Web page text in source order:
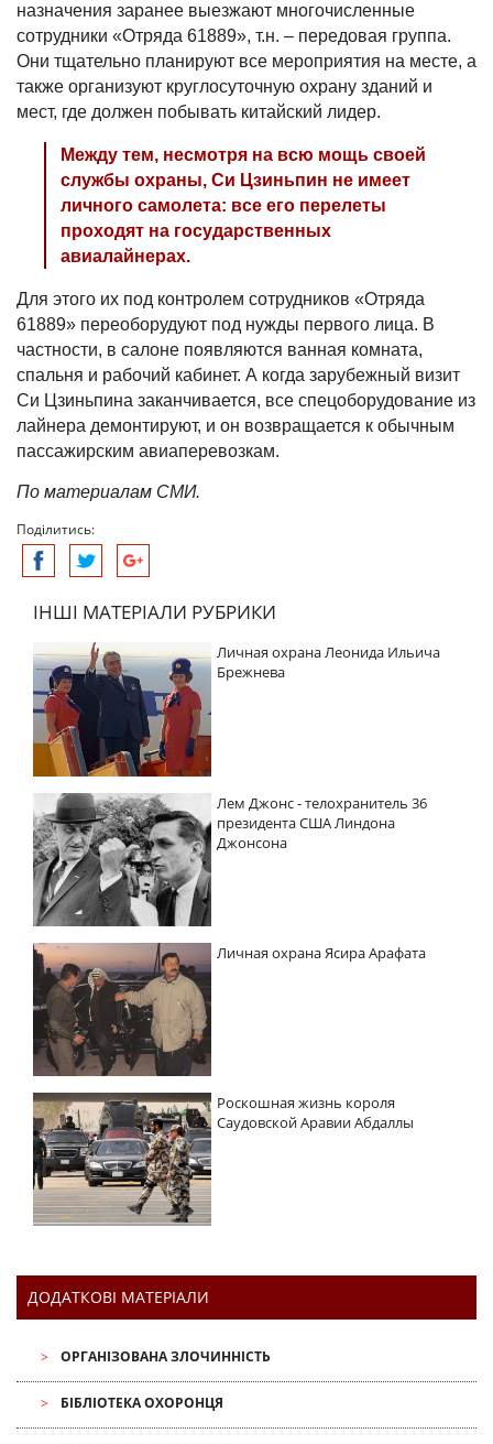
назначения заранее выезжают многочисленные
сотрудники «Отряда 61889», т.н. – передовая группа.
Они тщательно планируют все мероприятия на месте, а
также организуют круглосуточную охрану зданий и
мест, где должен побывать китайский лидер.
Между тем, несмотря на всю мощь своей
службы охраны, Си Цзиньпин не имеет
личного самолета: все его перелеты
проходят на государственных
авиалайнерах.
Для этого их под контролем сотрудников «Отряда
61889» переоборудуют под нужды первого лица. В
частности, в салоне появляются ванная комната,
спальня и рабочий кабинет. А когда зарубежный визит
Си Цзиньпина заканчивается, все спецоборудование из
лайнера демонтируют, и он возвращается к обычным
пассажирским авиаперевозкам.
По материалам СМИ.
Поділитись:
ІНШІ МАТЕРІАЛИ РУБРИКИ
Личная охрана Леонида Ильича
Брежнева
Лем Джонс - телохранитель 36
президента США Линдона
Джонсона
Личная охрана Ясира Арафата
Роскошная жизнь короля
Саудовской Аравии Абдаллы
ДОДАТКОВІ МАТЕРІАЛИ
ОРГАНІЗОВАНА ЗЛОЧИННІСТЬ
БІБЛІОТЕКА ОХОРОНЦЯ